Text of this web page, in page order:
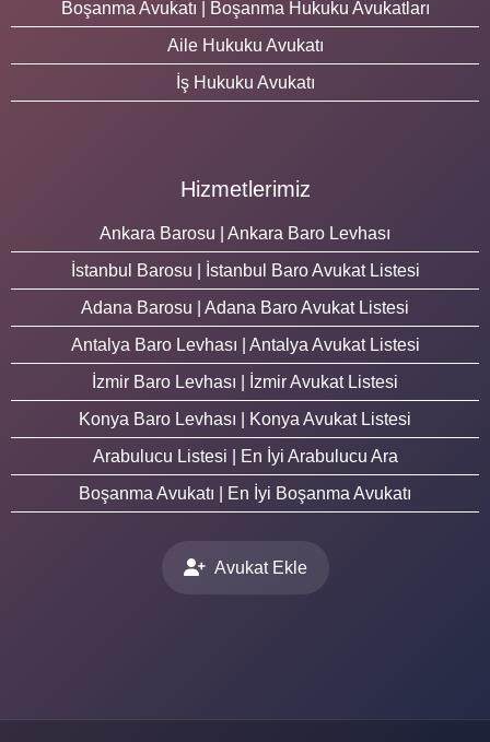
Boşanma Avukatı | Boşanma Hukuku Avukatları
Aile Hukuku Avukatı
İş Hukuku Avukatı
Hizmetlerimiz
Ankara Barosu | Ankara Baro Levhası
İstanbul Barosu | İstanbul Baro Avukat Listesi
Adana Barosu | Adana Baro Avukat Listesi
Antalya Baro Levhası | Antalya Avukat Listesi
İzmir Baro Levhası | İzmir Avukat Listesi
Konya Baro Levhası | Konya Avukat Listesi
Arabulucu Listesi | En İyi Arabulucu Ara
Boşanma Avukatı | En İyi Boşanma Avukatı
Avukat Ekle